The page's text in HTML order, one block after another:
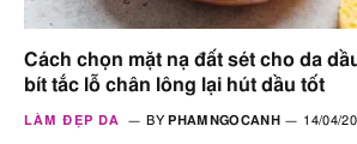
Cách chọn mặt nạ đất sét cho da
bít tắc lỗ chân lông lại hút dầu tốt
LÀM ĐẸP DA BY PHAMNGOCANH 14/04/